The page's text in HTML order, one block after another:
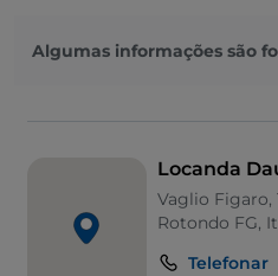
Algumas informações são
Locanda
Vaglio Figaro,
Rotondo FG,
Telefonar